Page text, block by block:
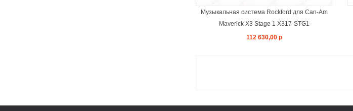
Музыкальная система Rockford для Can-Am
Maverick X3 Stage 1 X317-STG1
112 630,00 р